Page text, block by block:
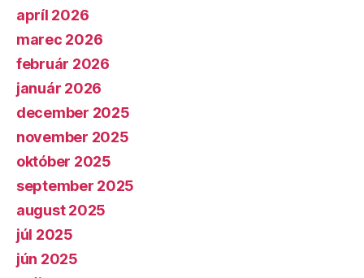
apríl 2026
marec 2026
február 2026
január 2026
december 2025
november 2025
október 2025
september 2025
august 2025
júl 2025
jún 2025